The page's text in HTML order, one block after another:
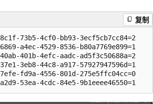
复制
73b5-4cf0-bb93-3ecf5cb7cc84=2
a4ec-4529-8536-b80a7769e899=1
401b-4efc-aadc-ad5f3c50688a=2
3eb8-44c8-a917-57927947596d=1
fd9a-4556-801d-275e5ffc04cc=0